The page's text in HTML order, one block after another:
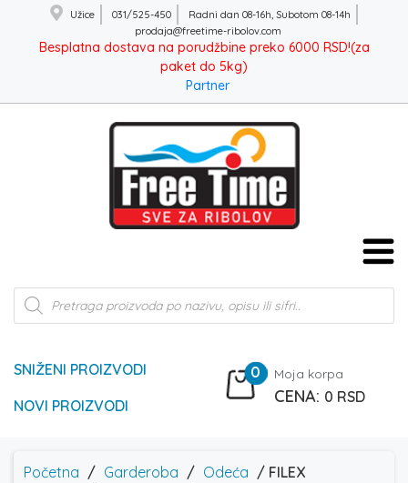
Užice 031/525-450
Radni dan 08-16h, Subotom 08-14h
prodaja@freetime-ribolov.com
Besplatna dostava na porudžbine preko 6000 RSD!(za
paket do 5kg)
Partner
Products
search
SNIŽENI PROIZVODI
NOVI PROIZVODI
0 Moja korpa
0 RSD
Početna / Garderoba / Odeća / FILEX